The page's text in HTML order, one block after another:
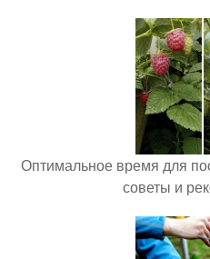
Оптимальное время для
советы и